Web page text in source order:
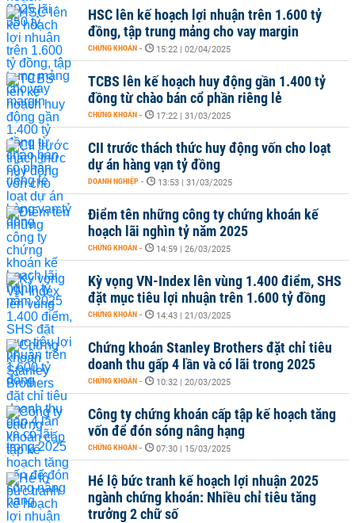
HSC lên kế hoạch lợi nhuận trên 1.600 tỷ
đồng, tập trung mảng cho vay margin
CHỨNG KHOÁN - 15:22 | 02/04/2025
TCBS lên kế hoạch huy động gần 1.400 tỷ
đồng từ chào bán cổ phần riêng lẻ
CHỨNG KHOÁN - 17:22 | 31/03/2025
CII trước thách thức huy động vốn cho loạt
dự án hàng vạn tỷ đồng
DOANH NGHIỆP - 13:53 | 31/03/2025
Điểm tên những công ty chứng khoán kế
hoạch lãi nghìn tỷ năm 2025
CHỨNG KHOÁN - 14:59 | 26/03/2025
Kỳ vọng VN-Index lên vùng 1.400 điểm, SHS
đặt mục tiêu lợi nhuận trên 1.600 tỷ đồng
CHỨNG KHOÁN - 14:43 | 21/03/2025
Chứng khoán Stanley Brothers đặt chỉ tiêu
doanh thu gấp 4 lần và có lãi trong 2025
CHỨNG KHOÁN - 10:32 | 20/03/2025
Công ty chứng khoán cấp tập kế hoạch tăng
vốn để đón sóng nâng hạng
CHỨNG KHOÁN - 07:30 | 15/03/2025
Hé lộ bức tranh kế hoạch lợi nhuận 2025
ngành chứng khoán: Nhiều chỉ tiêu tăng
trưởng 2 chữ số